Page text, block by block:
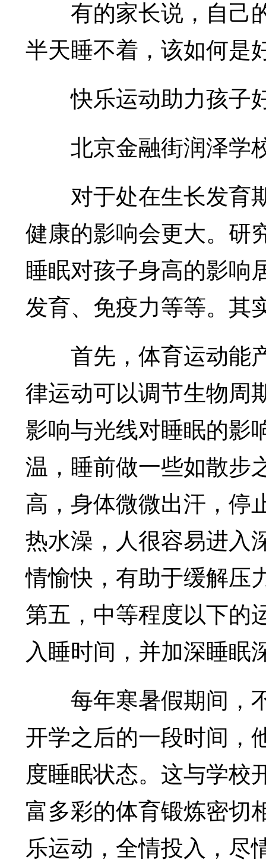
有的家长说，自己
半天睡不着，该如何是
快乐运动助力孩子
北京金融街润泽学
对于处在生长发育
健康的影响会更大。研
睡眠对孩子身高的影响
发育、免疫力等等。其
首先，体育运动能
律运动可以调节生物周
影响与光线对睡眠的影
温，睡前做一些如散步
高，身体微微出汗，停
热水澡，人很容易进入
情愉快，有助于缓解压
第五，中等程度以下的
入睡时间，并加深睡眠
每年寒暑假期间，
开学之后的一段时间，
度睡眠状态。这与学校
富多彩的体育锻炼密切
乐运动，全情投入，尽